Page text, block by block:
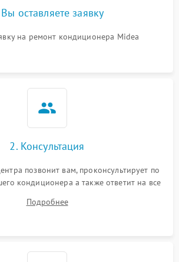
оставляете заявку
на ремонт кондиционера Midea
2. Консультация
позвонит вам, проконсультирует по
кондиционера а также ответит на все
Подробнее